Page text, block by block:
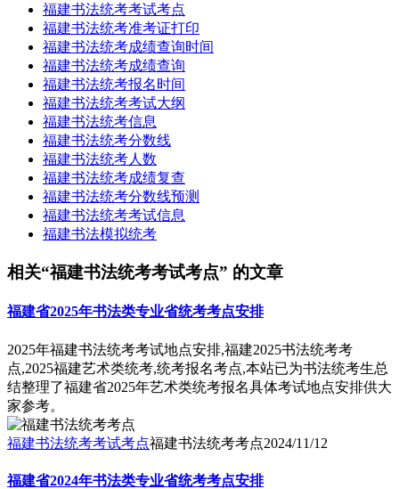
福建书法统考考试考点
福建书法统考准考证打印
福建书法统考成绩查询时间
福建书法统考成绩查询
福建书法统考报名时间
福建书法统考考试大纲
福建书法统考信息
福建书法统考分数线
福建书法统考人数
福建书法统考成绩复查
福建书法统考分数线预测
福建书法统考考试信息
福建书法模拟统考
相关“福建书法统考考试考点” 的文章
福建省2025年书法类专业省统考考点安排
2025年福建书法统考考试地点安排,福建2025书法统考考
点,2025福建艺术类统考,统考报名考点,本站已为书法统考生总
结整理了福建省2025年艺术类统考报名具体考试地点安排供大
家参考。
福建书法统考考试考点福建书法统考考点2024/11/12
福建省2024年书法类专业省统考考点安排